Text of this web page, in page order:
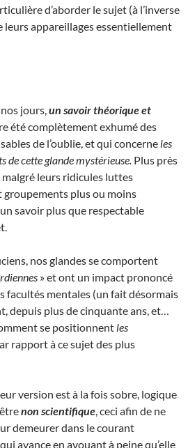
d’aborder le sujet (à l’inverse
leurs appareillages essentiellement
jours, un savoir théorique et
été complètement exhumé des
de l’oublie, et qui concerne les
de cette glande mystérieuse. Plus près
, malgré leurs ridicules luttes
groupements plus ou moins
savoir plus que respectable
nos glandes se comportent
» et ont un impact prononcé
facultés mentales (un fait désormais
depuis plus de cinquante ans, et…
se positionnent les
rapport à ce sujet des plus
version est à la fois sobre, logique
non scientifique , ceci afin de ne
demeurer dans le courant
avance en avouant à peine qu’elle